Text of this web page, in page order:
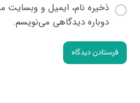
ذخیره نام، ایمیل و وبسایت
دوباره دیدگاهی می‌نویسم.
فرستادن دیدگاه